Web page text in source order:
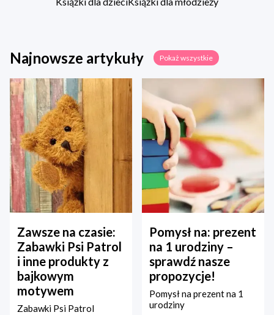
Najnowsze artykuły Pokaż wszystkie
Zawsze na czasie:
Zabawki Psi Patrol
i inne produkty z
bajkowym
motywem
Zabawki Psi Patrol
Pomysł na: prezent
na 1 urodziny –
sprawdź nasze
propozycje!
Pomysł na prezent na 1
urodziny